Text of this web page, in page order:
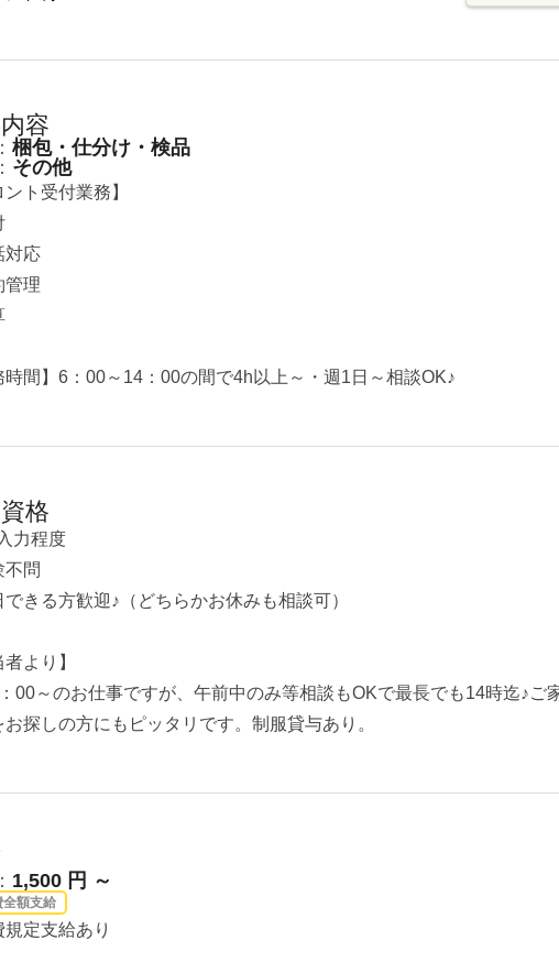
容
梱包・仕分け・検品
その他
ント受付業務】
対応
管理
時間】6：00～14：00の間で4h以上～・週1日～相談OK♪
格
力程度
不問
できる方歓迎♪（どちらかお休みも相談可）
者より】
00～のお仕事ですが、午前中のみ等相談もOKで最長でも14時迄♪ご
お探しの方にもピッタリです。制服貸与あり。
1,500 円 ～
全額支給
規定支給あり